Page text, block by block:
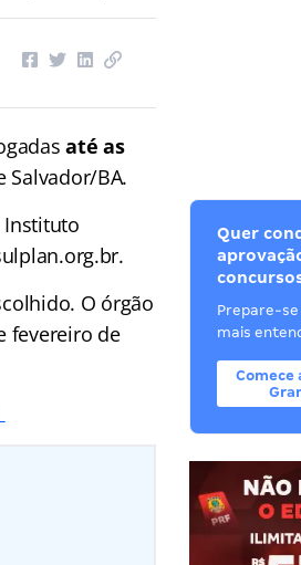
até as
Salvador/BA.
Instituto
O órgão
fevereiro de
Quer
Prepare-
mais
Comece